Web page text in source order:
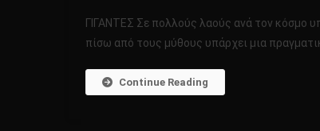
ΓΙΓΑΝΤΕΣ Σε πολλούς λαούς ανά τον κόσμο
πίσω από τους μύθους υπάρχει μια
Continue Reading